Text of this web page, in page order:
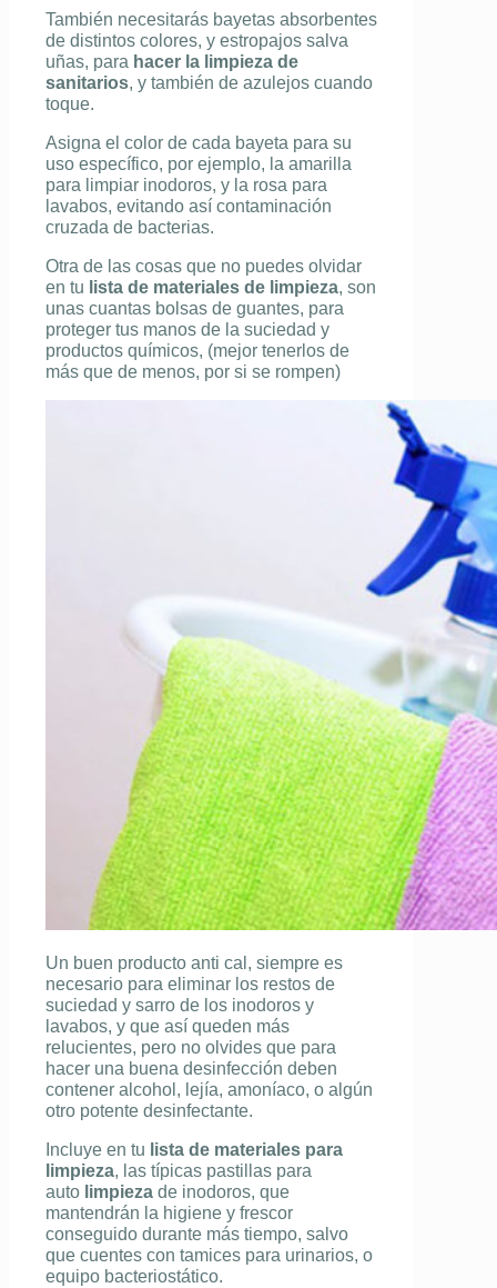
También necesitarás bayetas absorbentes
de distintos colores, y estropajos salva
uñas, para hacer la limpieza de
sanitarios, y también de azulejos cuando
toque.
Asigna el color de cada bayeta para su
uso específico, por ejemplo, la amarilla
para limpiar inodoros, y la rosa para
lavabos, evitando así contaminación
cruzada de bacterias.
Otra de las cosas que no puedes olvidar
en tu lista de materiales de limpieza, son
unas cuantas bolsas de guantes, para
proteger tus manos de la suciedad y
productos químicos, (mejor tenerlos de
más que de menos, por si se rompen)
Un buen producto anti cal, siempre es
necesario para eliminar los restos de
suciedad y sarro de los inodoros y
lavabos, y que así queden más
relucientes, pero no olvides que para
hacer una buena desinfección deben
contener alcohol, lejía, amoníaco, o algún
otro potente desinfectante.
Incluye en tu lista de materiales para
limpieza, las típicas pastillas para
auto limpieza de inodoros, que
mantendrán la higiene y frescor
conseguido durante más tiempo, salvo
que cuentes con tamices para urinarios, o
equipo bacteriostático.